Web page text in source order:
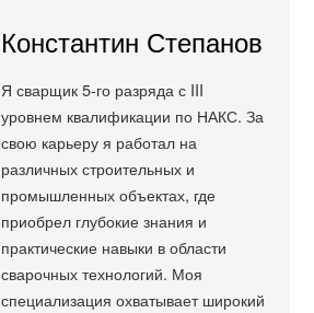
Константин Степанов
Я сварщик 5-го разряда с III
уровнем квалификации по НАКС. За
свою карьеру я работал на
различных строительных и
промышленных объектах, где
приобрел глубокие знания и
практические навыки в области
сварочных технологий. Моя
специализация охватывает широкий